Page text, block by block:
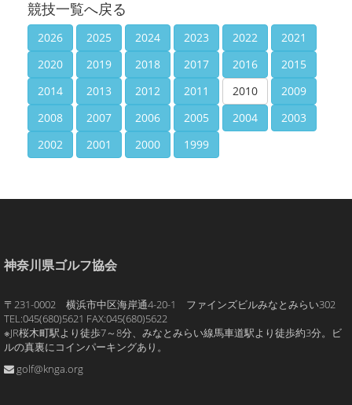
競技一覧へ戻る
2026 2025 2024 2023 2022
2021
2020
2019 2018 2017 2016
2015
2014
2013 2012 2011 2010
2009
2008
2007 2006 2005 2004
2003
2002
2001 2000 1999
神奈川県ゴルフ協会
〒231-0002 横浜市中区海岸通4-20-1 ファインズビルみなとみらい302
TEL:045(680)5621 FAX:045(680)5622
※JR桜木町駅より徒歩7～8分、みなとみらい線馬車道駅より徒歩約3分。ビ
ルの真裏にコインパーキングあり。
golf@knga.org